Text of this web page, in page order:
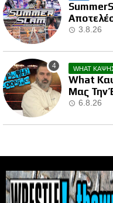
3.8.26
WHAT
What
Μας Την
6.8.26